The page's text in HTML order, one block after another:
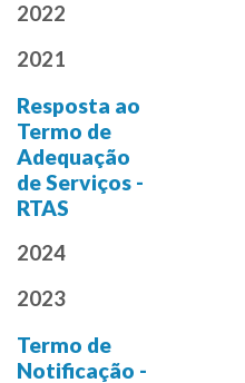
2022
2021
Resposta ao
Termo de
Adequação
de Serviços -
RTAS
2024
2023
Termo de
Notificação -